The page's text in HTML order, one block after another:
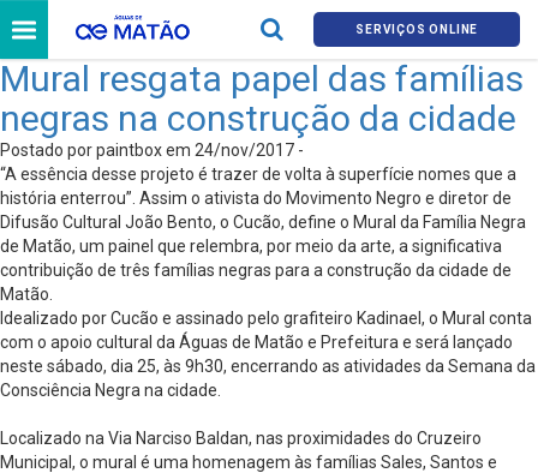
SERVIÇOS ONLINE
Mural resgata papel das famílias
negras na construção da cidade
Postado por paintbox em 24/nov/2017 -
“A essência desse projeto é trazer de volta à superfície nomes que a
história enterrou”. Assim o ativista do Movimento Negro e diretor de
Difusão Cultural João Bento, o Cucão, define o Mural da Família Negra
de Matão, um painel que relembra, por meio da arte, a significativa
contribuição de três famílias negras para a construção da cidade de
Matão.
Idealizado por Cucão e assinado pelo grafiteiro Kadinael, o Mural conta
com o apoio cultural da Águas de Matão e Prefeitura e será lançado
neste sábado, dia 25, às 9h30, encerrando as atividades da Semana da
Consciência Negra na cidade.
Localizado na Via Narciso Baldan, nas proximidades do Cruzeiro
Municipal, o mural é uma homenagem às famílias Sales, Santos e